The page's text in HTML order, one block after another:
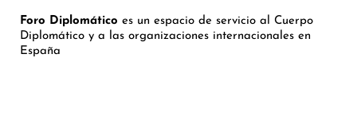
Foro Diplomático es un espacio de servicio al Cuerpo
Diplomático y a las organizaciones internacionales en
España